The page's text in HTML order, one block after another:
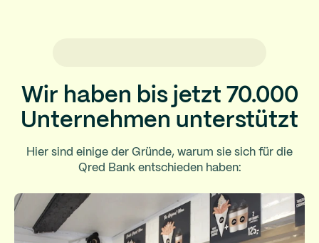
Wir haben bis jetzt 70.000
Unternehmen unterstützt
Hier sind einige der Gründe, warum sie sich für die
Qred Bank entschieden haben: